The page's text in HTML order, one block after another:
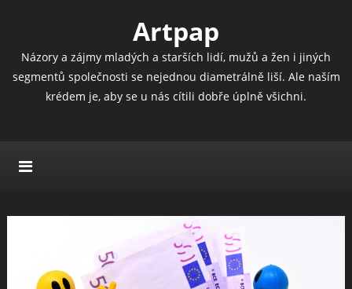
Artpap
Názory a zájmy mladých a starších lidí, mužů a žen i jiných
segmentů společnosti se nejednou diametrálně liší. Ale naším
krédem je, aby se u nás cítili dobře úplně všichni.